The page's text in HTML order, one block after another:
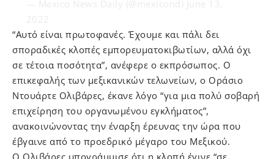
“Αυτό είναι πρωτοφανές. Έχουμε και πάλι δει
σποραδικές κλοπές εμπορευματοκιβωτίων, αλλά όχι
σε τέτοια ποσότητα”, ανέφερε ο εκπρόσωπος. Ο
επικεφαλής των μεξικανικών τελωνείων, ο Οράσιο
Ντουάρτε Ολιβάρες, έκανε λόγο “για μια πολύ σοβαρή
επιχείρηση του οργανωμένου εγκλήματος”,
ανακοινώνοντας την έναρξη έρευνας την ώρα που
έβγαινε από το προεδρικό μέγαρο του Μεξικού.
Ο Ολιβάρες υπογράμμισε ότι η κλοπή έγινε “σε